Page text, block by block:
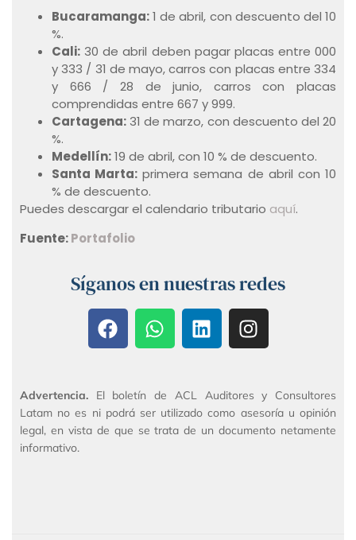
Bucaramanga:1 de abril, con descuento del 10
%.
Cali: 30 de abril deben pagar placas entre 000
y 333 / 31 de mayo, carros con placas entre 334
y 666 / 28 de junio, carros con placas
comprendidas entre 667 y 999.
Cartagena: 31 de marzo, con descuento del 20
%.
Medellín:19 de abril, con 10 % de descuento.
Santa Marta: primera semana de abril con 10
% de descuento.
Puedes descargar el calendario tributario aquí.
Fuente:Portafolio
Síganos en nuestras redes
Advertencia. El boletín de ACL Auditores y Consultores
Latam no es ni podrá ser utilizado como asesoría u opinión
legal, en vista de que se trata de un documento netamente
informativo.